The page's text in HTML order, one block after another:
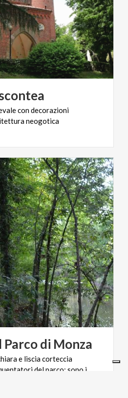
con decorazioni
neogotica
Parcodi Monza
e liscia corteccia
del parco: sono i